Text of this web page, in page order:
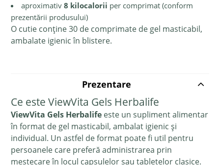
aproximativ8 kilocalorii per comprimat (conform
prezentării produsului)
O cutie conține 30 de comprimate de gel masticabil,
ambalate igienic în blistere.
Prezentare
Ce este ViewVita Gels Herbalife
ViewVita Gels Herbalife este un supliment alimentar
în format de gel masticabil, ambalat igienic și
individual. Un astfel de format poate fi util pentru
persoanele care preferă administrarea prin
mestecare în locul capsulelor sau tabletelor clasice.